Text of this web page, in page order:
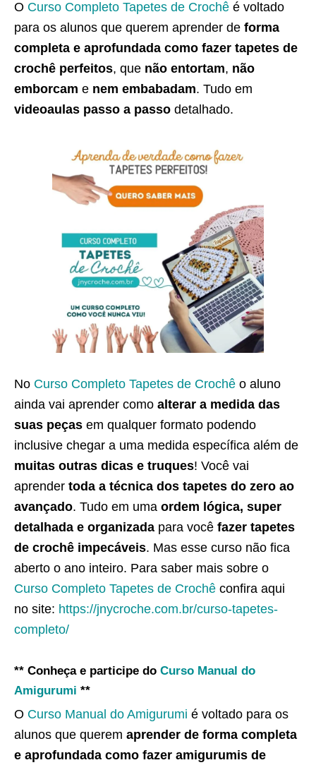
O Curso Completo Tapetes de Crochê é voltado
para os alunos que querem aprender de forma
completa e aprofundada como fazer tapetes de
crochê perfeitos, que não entortam, não
emborcam e nem embabadam. Tudo em
videoaulas passo a passo detalhado.
No Curso Completo Tapetes de Crochê o aluno
ainda vai aprender como alterar a medida das
suas peças em qualquer formato podendo
inclusive chegar a uma medida específica além de
muitas outras dicas e truques! Você vai
aprender toda a técnica dos tapetes do zero ao
avançado. Tudo em uma ordem lógica, super
detalhada e organizada para você fazer tapetes
de crochê impecáveis. Mas esse curso não fica
aberto o ano inteiro. Para saber mais sobre o
Curso Completo Tapetes de Crochê confira aqui
no site: https://jnycroche.com.br/curso-tapetes-
completo/
** Conheça e participe do Curso Manual do
Amigurumi **
O Curso Manual do Amigurumi é voltado para os
alunos que querem aprender de forma completa
e aprofundada como fazer amigurumis de